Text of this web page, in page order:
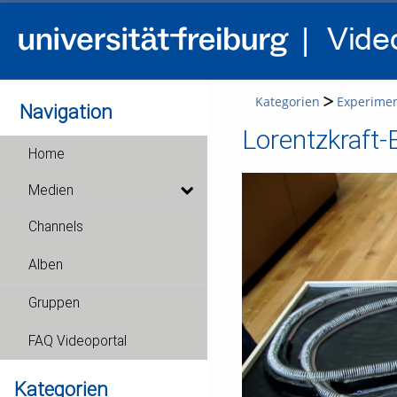
Navigation
Home
Medien
Channels
Alben
Gruppen
FAQ Videoportal
Kategorien
Kategorien
Lorentzkraft-